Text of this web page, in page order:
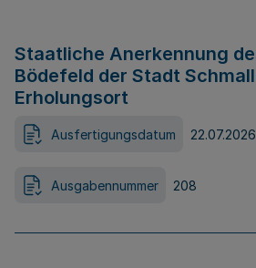
Staatliche Anerkennung
Bödefeld der Stadt
Erholungsort
Ausfertigungsdatum 22.07.2026
Ausgabennummer 208